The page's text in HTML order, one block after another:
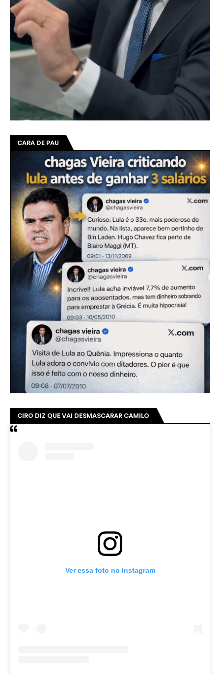
CARA DE PAU
CIRO DIZ QUE VAI DESMASCARAR CAMILO
Ver essa foto no Instagram